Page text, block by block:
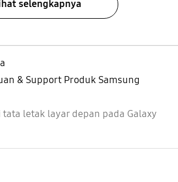
selengkapnya
& Support Produk Samsung
letak layar depan pada Galaxy